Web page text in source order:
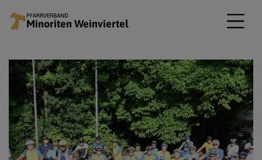
PFARRVERBAND
Minoriten Weinviertel